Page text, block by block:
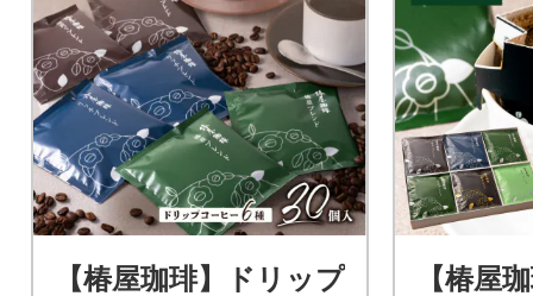
【椿屋珈琲】ドリップ
【椿屋